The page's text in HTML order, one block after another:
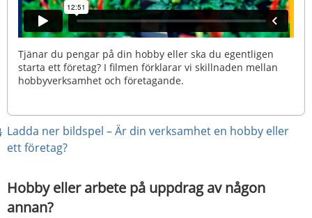
Tjänar du pengar på din hobby eller ska du egentligen
starta ett företag? I filmen förklarar vi skillnaden mellan
hobbyverksamhet och företagande.
Ladda ner bildspel – Är din verksamhet en hobby eller
ett företag?pdf, 2 MB.
Hobby eller arbete på uppdrag av någon
annan?